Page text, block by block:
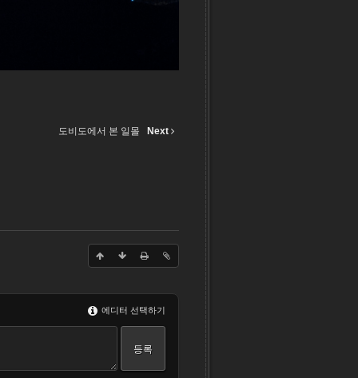
도비도에서 본 일몰 Next
에디터 선택하기